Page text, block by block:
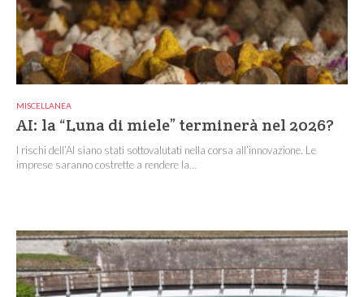
MISCELLANEA
AI: la “Luna di miele” terminerà nel 2026?
I rischi dell’AI siano stati sottovalutati nella corsa all’innovazione. Le
imprese saranno costrette a rendere la...